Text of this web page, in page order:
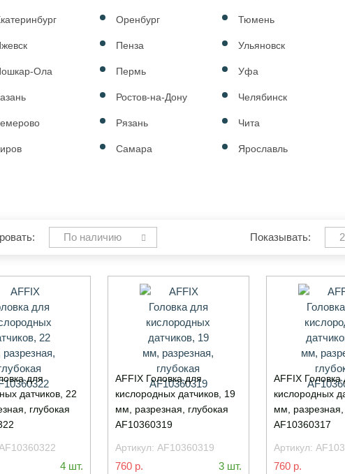
Ола
Оренбург
Пенза
Пермь
Ростов-на-Дону
Рязань
Самара
Тюмень
Ульяновск
Уфа
Челябинск
Чита
Ярославль
По наличию Показывать:
для
датчиков, 22
глубокая
AF10360322
4 шт.
AFFIX Головка для
кислородных датчиков, 19
мм, разрезная, глубокая
AF10360319
Артикул: AF10360319
760 р. 3 шт.
AFFIX Головка
кислородных
мм, разрезная,
AF10360317
Артикул:
760 р.